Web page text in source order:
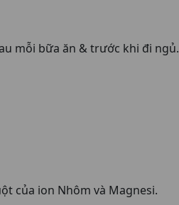
mỗi bữa ăn & trước khi đi ngủ.
của ion Nhôm và Magnesi.